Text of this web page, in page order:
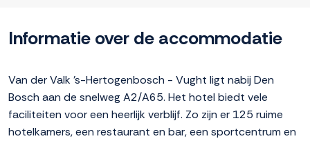
Informatie over de accommodatie
Van der Valk 's-Hertogenbosch - Vught ligt nabij Den
Bosch aan de snelweg A2/A65. Het hotel biedt vele
faciliteiten voor een heerlijk verblijf. Zo zijn er 125 ruime
hotelkamers, een restaurant en bar, een sportcentrum en